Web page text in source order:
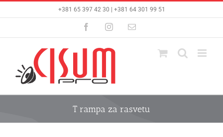
+381 65 397 42 30 | +381 64 301 99 51
FacebookInstagramEmail
T rampa za rasvetu